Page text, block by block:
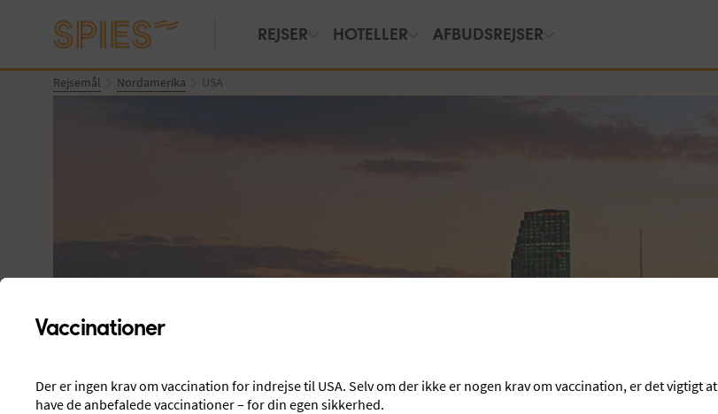
REJSER HOTELLER AFBUDSREJSER
Rejsemål Nordamerika USA
Vaccinationer
Der er ingen krav om vaccination for indrejse til USA. Selv om der ikke er nogen krav om vaccination, er det vigtigt at
have de anbefalede vaccinationer – for din egen sikkerhed.